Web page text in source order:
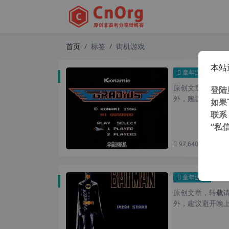
首页 标签 街机游戏
童年游戏 童
原创文章，转载
外，建议避开晚
97,640 次浏览
童年游戏
原创文章，转载
外，建议避开晚
本
登
如果
联
“私